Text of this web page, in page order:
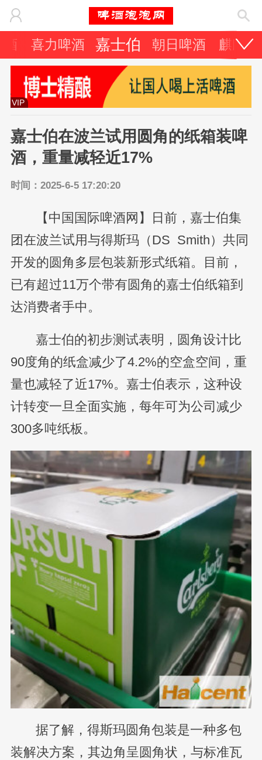
酒 喜力啤酒 嘉士伯 朝日啤酒 麒麟
VIP
嘉士伯在波兰试用圆角的纸箱装啤
酒，重量减轻近17%
时间：2025-6-5 17:20:20
【中国国际啤酒网】日前，嘉士伯集
团在波兰试用与得斯玛（DS Smith）共同
开发的圆角多层包装新形式纸箱。目前，
已有超过11万个带有圆角的嘉士伯纸箱到
达消费者手中。
嘉士伯的初步测试表明，圆角设计比
90度角的纸盒减少了4.2%的空盒空间，重
量也减轻了近17%。嘉士伯表示，这种设
计转变一旦全面实施，每年可为公司减少
300多吨纸板。
据了解，得斯玛圆角包装是一种多包
装解决方案，其边角呈圆角状，与标准瓦